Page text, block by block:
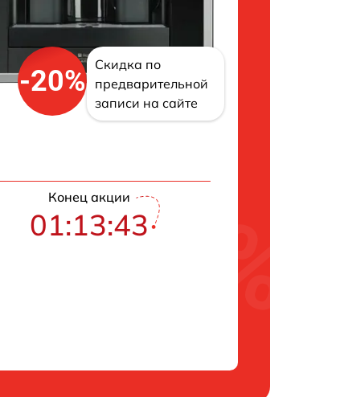
-20%
Скидка по
предварительной
записи на сайте
Конец акции
01:13:42